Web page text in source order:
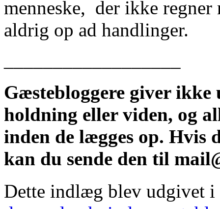
menneske, der ikke
aldrig op ad handlinger.
Gæstebloggere giver
holdning eller viden, og
inden de lægges op. Hvis
kan du sende den til
Dette indlæg blev udgivet i